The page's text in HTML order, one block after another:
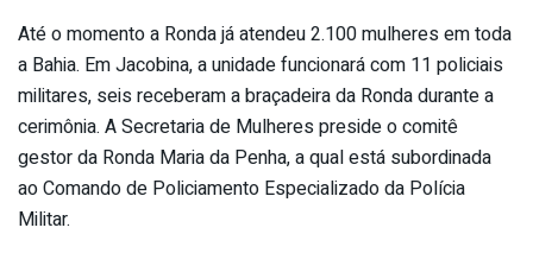
Até o momento a Ronda já atendeu 2.100 mulheres em toda
a Bahia. Em Jacobina, a unidade funcionará com 11 policiais
militares, seis receberam a braçadeira da Ronda durante a
cerimônia. A Secretaria de Mulheres preside o comitê
gestor da Ronda Maria da Penha, a qual está subordinada
ao Comando de Policiamento Especializado da Polícia
Militar.